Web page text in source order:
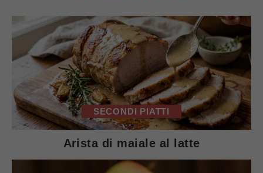
SECONDI PIATTI
Arista di maiale al latte